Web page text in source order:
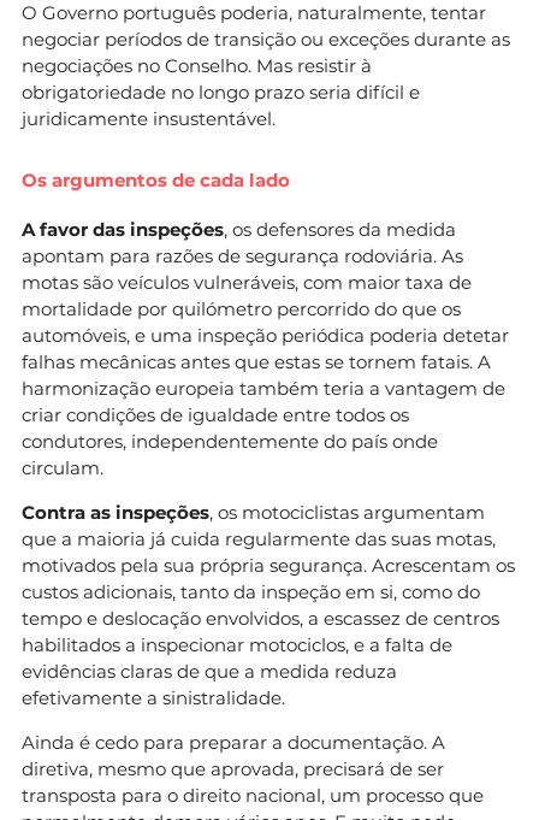
O Governo português poderia, naturalmente, tentar
negociar períodos de transição ou exceções durante as
negociações no Conselho. Mas resistir à
obrigatoriedade no longo prazo seria difícil e
juridicamente insustentável.
Os argumentos de cada lado
A favor das inspeções, os defensores da medida
apontam para razões de segurança rodoviária. As
motas são veículos vulneráveis, com maior taxa de
mortalidade por quilómetro percorrido do que os
automóveis, e uma inspeção periódica poderia detetar
falhas mecânicas antes que estas se tornem fatais. A
harmonização europeia também teria a vantagem de
criar condições de igualdade entre todos os
condutores, independentemente do país onde
circulam.
Contra as inspeções, os motociclistas argumentam
que a maioria já cuida regularmente das suas motas,
motivados pela sua própria segurança. Acrescentam os
custos adicionais, tanto da inspeção em si, como do
tempo e deslocação envolvidos, a escassez de centros
habilitados a inspecionar motociclos, e a falta de
evidências claras de que a medida reduza
efetivamente a sinistralidade.
Ainda é cedo para preparar a documentação. A
diretiva, mesmo que aprovada, precisará de ser
transposta para o direito nacional, um processo que